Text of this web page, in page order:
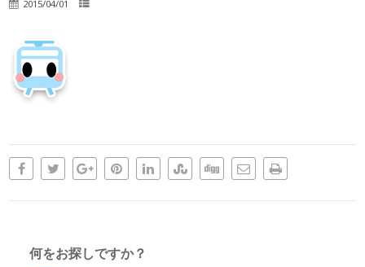
2015/04/01
何をお探しですか？